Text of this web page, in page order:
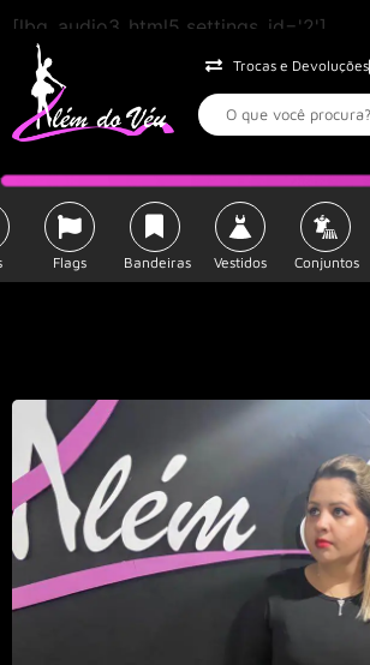
[lbg_audio3_html5 settings_id='2']
Trocas e Devoluções
Flags Bandeiras Vestidos Conjuntos